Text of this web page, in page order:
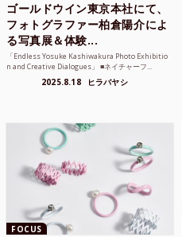
ゴールドウイン東京本社にて、
フォトグラファー柏倉陽介によ
る写真展＆体験...
「Endless Yosuke Kashiwakura Photo Exhibitio
n and Creative Dialogues」 ■ネイチャーフ...
2025.8.18 ヒラバヤシ
FOCUS